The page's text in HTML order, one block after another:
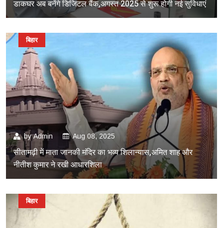
डाकघर अब बनेंगे डिजिटल बैंक,अगस्त 2025 से शुरू होगी नई सुविधाएं
byAdmin Aug 08, 2025
सीतामढ़ी में माता जानकी मंदिर का भव्य शिलान्यास,अमित शाह और
नीतीश कुमार ने रखी आधारशिला
बिहार
बिहार